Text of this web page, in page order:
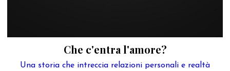
Che c'entra l'amore?
Una storia che intreccia relazioni personali e realtà